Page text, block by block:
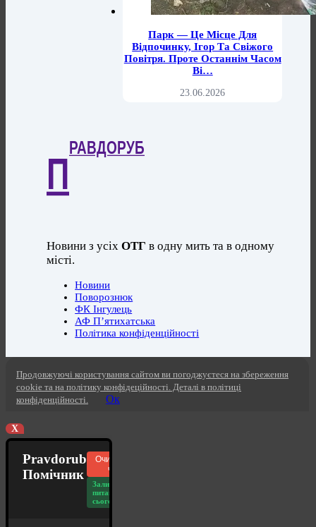
Парк — Це Місце Для
Відпочинку, Ігор Та Свіжого
Повітря. Проте Останнім Часом
Ві…
23.06.2026
П
РАВДОРУБ
Новини з усіхОТГ в одну мить та в одному
місті.
Новини
Поворознюк
ФК Інгулець
АФ П’ятихатська
Політика конфіденційності
Продовжуючі користування сайтом ви погоджуєтеся на збереження
cookie та на політику конфідеційності. Деталі в політиці
конфіденційності.
Ок
X
Pravdorub
Помічник
Очистити
чат
Залишилось
питань
сьогодні: 20